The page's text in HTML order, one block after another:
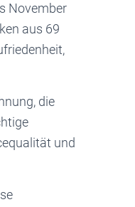
November
aus 69
die
und